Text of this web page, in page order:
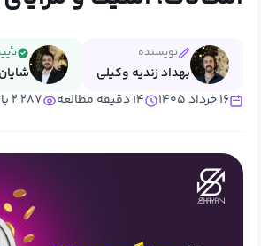
نویسنده
بهداد زندیه وکیلی
۱۶ خرداد ۱۴۰۵
۱۴ دقیقه مطالعه ۲,۲۸۷ بازدید